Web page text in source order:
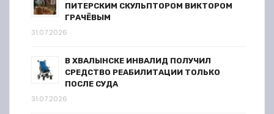
ПИТЕРСКИМ СКУЛЬПТОРОМ ВИКТОРОМ
ГРАЧЁВЫМ
31.07.2026
В ХВАЛЫНСКЕ ИНВАЛИД ПОЛУЧИЛ
СРЕДСТВО РЕАБИЛИТАЦИИ ТОЛЬКО
ПОСЛЕ СУДА
31.07.2026